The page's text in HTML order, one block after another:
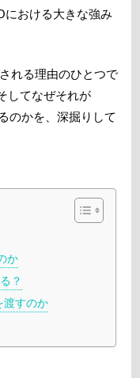
における大きな強み
れる理由のひとつで
してなぜそれが
のかを、深掘りして
か
？
渡すのか